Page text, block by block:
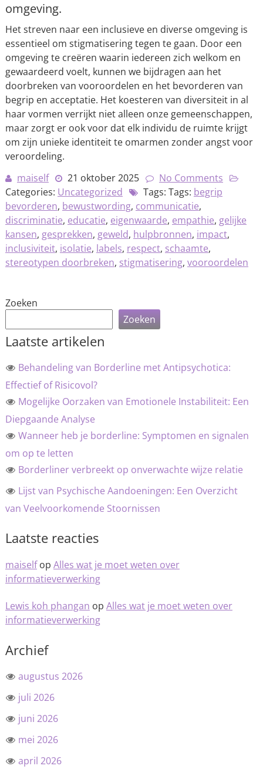
omgeving.
Het streven naar een inclusieve en diverse omgeving is
essentieel om stigmatisering tegen te gaan. Door een
omgeving te creëren waarin iedereen zich welkom en
gewaardeerd voelt, kunnen we bijdragen aan het
doorbreken van vooroordelen en het bevorderen van
begrip en acceptatie. Het koesteren van diversiteit in al
haar vormen verrijkt niet alleen onze gemeenschappen,
maar zorgt er ook voor dat elk individu de ruimte krijgt
om zijn unieke identiteit te omarmen zonder angst voor
veroordeling.
maiself
21 oktober 2025
No Comments
Categories: Uncategorized Tags: Tags: begrip
bevorderen, bewustwording, communicatie,
discriminatie, educatie, eigenwaarde, empathie, gelijke
kansen, gesprekken, geweld, hulpbronnen, impact,
inclusiviteit, isolatie, labels, respect, schaamte,
stereotypen doorbreken, stigmatisering, vooroordelen
Zoeken
Zoeken
Laatste artikelen
Behandeling van Borderline met Antipsychotica:
Effectief of Risicovol?
Mogelijke Oorzaken van Emotionele Instabiliteit: Een
Diepgaande Analyse
Wanneer heb je borderline: Symptomen en signalen
om op te letten
Borderliner verbreekt op onverwachte wijze relatie
Lijst van Psychische Aandoeningen: Een Overzicht
van Veelvoorkomende Stoornissen
Laatste reacties
maiselfop Alles wat je moet weten over
informatieverwerking
Lewis koh phangan op Alles wat je moet weten over
informatieverwerking
Archief
augustus 2026
juli 2026
juni 2026
mei 2026
april 2026